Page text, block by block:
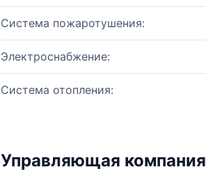
Система пожаротушения:
Электроснабжение:
Система отопления:
Управляющая компания